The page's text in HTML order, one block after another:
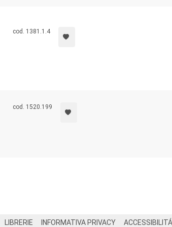
cod. 1381.1.4
cod. 1520.199
LIBRERIE INFORMATIVA PRIVACY ACCESSIBILITÁ